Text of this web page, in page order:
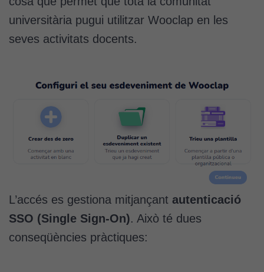
universitària pugui utilitzar Wooclap en les
seves activitats docents.
L’accés es gestiona mitjançant autenticació
SSO (Single Sign-On). Això té dues
conseqüències pràctiques: